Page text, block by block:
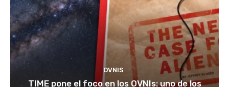
OVNIS
TIME pone el foco en los OVNIs: uno de los